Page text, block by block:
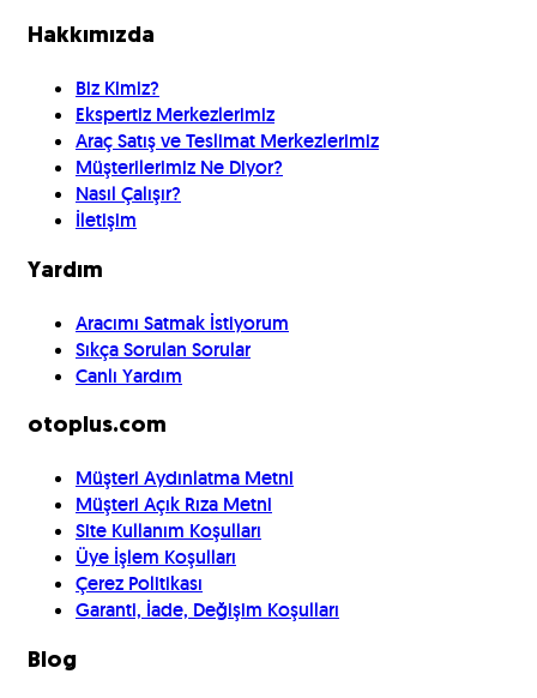
Hakkımızda
Biz Kimiz?
Ekspertiz Merkezlerimiz
Araç Satış ve Teslimat Merkezlerimiz
Müşterilerimiz Ne Diyor?
Nasıl Çalışır?
İletişim
Yardım
Aracımı Satmak İstiyorum
Sıkça Sorulan Sorular
Canlı Yardım
otoplus.com
Müşteri Aydınlatma Metni
Müşteri Açık Rıza Metni
Site Kullanım Koşulları
Üye İşlem Koşulları
Çerez Politikası
Garanti, İade, Değişim Koşulları
Blog